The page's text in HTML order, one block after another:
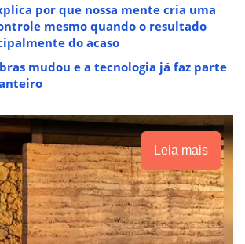
por que nossa mente cria uma
mesmo quando o resultado
do acaso
mudou e a tecnologia já faz parte
Leia mais